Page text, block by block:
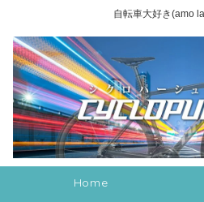
自転車大好き(amo
Home